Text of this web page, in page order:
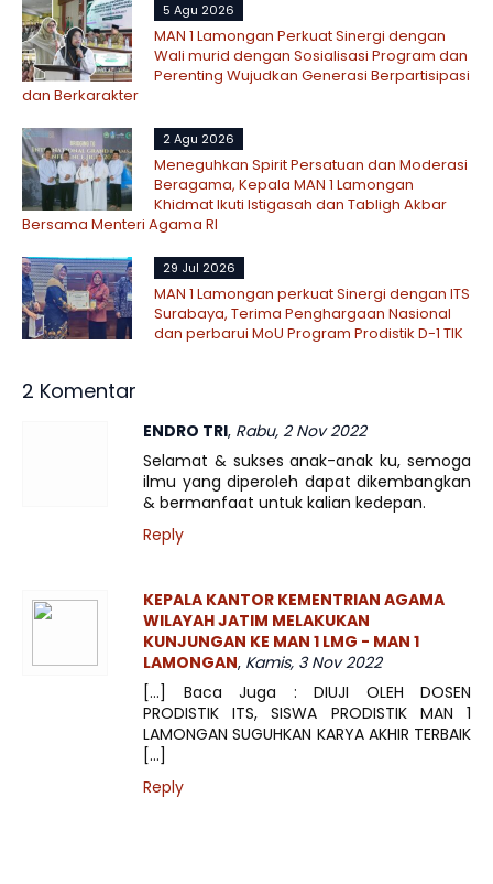
5 Agu 2026
MAN 1 Lamongan Perkuat Sinergi dengan
Wali murid dengan Sosialisasi Program dan
Perenting Wujudkan Generasi Berpartisipasi
dan Berkarakter
2 Agu 2026
Meneguhkan Spirit Persatuan dan Moderasi
Beragama, Kepala MAN 1 Lamongan
Khidmat Ikuti Istigasah dan Tabligh Akbar
Bersama Menteri Agama RI
29 Jul 2026
MAN 1 Lamongan perkuat Sinergi dengan ITS
Surabaya, Terima Penghargaan Nasional
dan perbarui MoU Program Prodistik D-1 TIK
2 Komentar
ENDRO TRI, Rabu, 2 Nov 2022
Selamat & sukses anak-anak ku, semoga
ilmu yang diperoleh dapat dikembangkan
& bermanfaat untuk kalian kedepan.
Reply
KEPALA KANTOR KEMENTRIAN AGAMA
WILAYAH JATIM MELAKUKAN
KUNJUNGAN KE MAN 1 LMG - MAN 1
LAMONGAN, Kamis, 3 Nov 2022
[…] Baca Juga : DIUJI OLEH DOSEN
PRODISTIK ITS, SISWA PRODISTIK MAN 1
LAMONGAN SUGUHKAN KARYA AKHIR TERBAIK
[…]
Reply